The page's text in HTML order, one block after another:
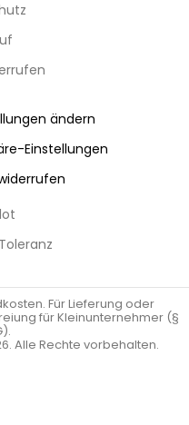
ändern
Einstellungen
Für Lieferung oder
für Kleinunternehmer (§
Alle Rechte vorbehalten.